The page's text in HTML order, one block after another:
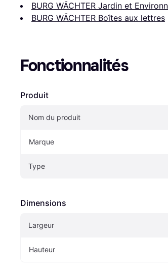
BURG WÄCHTER Jardin et
BURG WÄCHTER Boîtes aux lettres
Fonctionnalités
Produit
Nom du produit
Marque
Type
Dimensions
Largeur
Hauteur